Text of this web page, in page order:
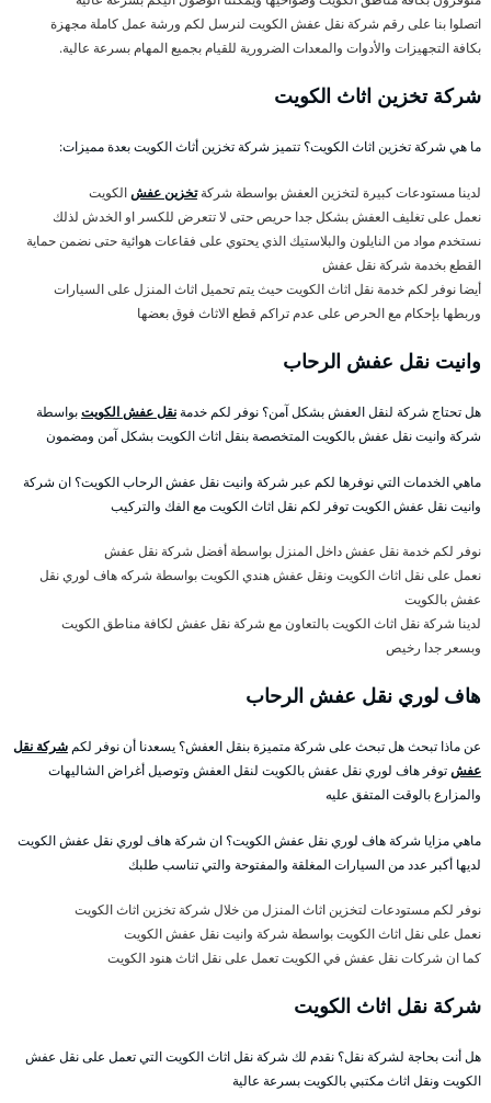
اتصلوا بنا على رقم شركة نقل عفش الكويت لنرسل لكم ورشة عمل كاملة مجهزة
بكافة التجهيزات والأدوات والمعدات الضرورية للقيام بجميع المهام بسرعة عالية.
شركة تخزين اثاث الكويت
ما هي شركة تخزين اثاث الكويت؟ تتميز شركة تخزين أثاث الكويت بعدة مميزات:
لدينا مستودعات كبيرة لتخزين العفش بواسطة شركةتخزين عفشالكويت
نعمل على تغليف العفش بشكل جدا حريص حتى لا تتعرض للكسر او الخدش لذلك
نستخدم مواد من النايلون والبلاستيك الذي يحتوي على فقاعات هوائية حتى نضمن حماية
القطع بخدمة شركة نقل عفش
أيضا نوفر لكم خدمة نقل اثاث الكويت حيث يتم تحميل اثاث المنزل على السيارات
وربطها بإحكام مع الحرص على عدم تراكم قطع الاثاث فوق بعضها
وانيت نقل عفش الرحاب
هل تحتاج شركة لنقل العفش بشكل آمن؟ نوفر لكم خدمةنقل عفش الكويتبواسطة
شركة وانيت نقل عفش بالكويت المتخصصة بنقل اثاث الكويت بشكل آمن ومضمون
ماهي الخدمات التي نوفرها لكم عبر شركة وانيت نقل عفش الرحاب الكويت؟ ان شركة
وانيت نقل عفش الكويت توفر لكم نقل اثاث الكويت مع الفك والتركيب
نوفر لكم خدمة نقل عفش داخل المنزل بواسطة أفضل شركة نقل عفش
نعمل على نقل اثاث الكويت ونقل عفش هندي الكويت بواسطة شركه هاف لوري نقل
عفش بالكويت
لدينا شركة نقل اثاث الكويت بالتعاون مع شركة نقل عفش لكافة مناطق الكويت
وبسعر جدا رخيص
هاف لوري نقل عفش الرحاب
عن ماذا تبحث هل تبحث على شركة متميزة بنقل العفش؟ يسعدنا أن نوفر لكم شركة نقل
عفشتوفر هاف لوري نقل عفش بالكويت لنقل العفش وتوصيل أغراض الشاليهات
والمزارع بالوقت المتفق عليه
ماهي مزايا شركة هاف لوري نقل عفش الكويت؟ ان شركة هاف لوري نقل عفش الكويت
لديها أكبر عدد من السيارات المغلقة والمفتوحة والتي تناسب طلبك
نوفر لكم مستودعات لتخزين اثاث المنزل من خلال شركة تخزين اثاث الكويت
نعمل على نقل اثاث الكويت بواسطة شركة وانيت نقل عفش الكويت
كما ان شركات نقل عفش في الكويت تعمل على نقل اثاث هنود الكويت
شركة نقل اثاث الكويت
هل أنت بحاجة لشركة نقل؟ نقدم لك شركة نقل اثاث الكويت التي تعمل على نقل عفش
الكويت ونقل اثاث مكتبي بالكويت بسرعة عالية